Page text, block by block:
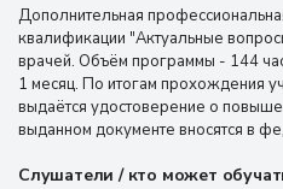
Дополнительная
квалификации "Актуальные
врачей. Объём программы - 144
1 месяц. По итогам прохождения
выдаётся удостоверение о
выданном документе вносятся в
Слушатели / кто может